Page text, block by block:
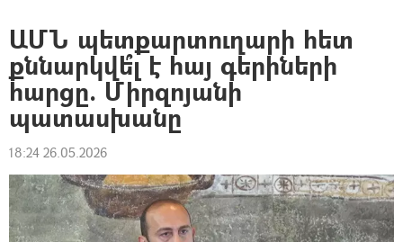
ԱՄՆ պետքարտուղարի հետ
քննարկվե՞լ է հայ գերիների
հարցը. Միրզոյանի
պատասխանը
18:24 26.05.2026